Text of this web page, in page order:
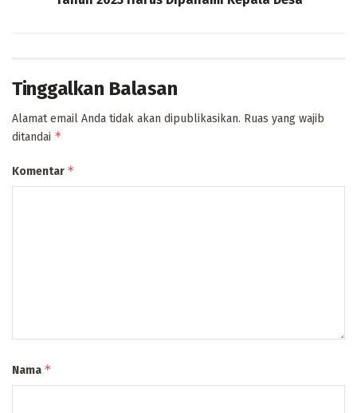
Tinggalkan Balasan
Alamat email Anda tidak akan dipublikasikan. Ruas yang wajib
ditandai *
Komentar *
Nama *